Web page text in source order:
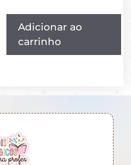
Adicionar ao
carrinho